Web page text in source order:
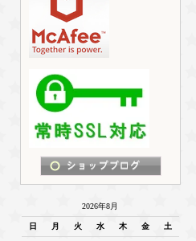
2026年8月
日 月 火 水 木 金 土